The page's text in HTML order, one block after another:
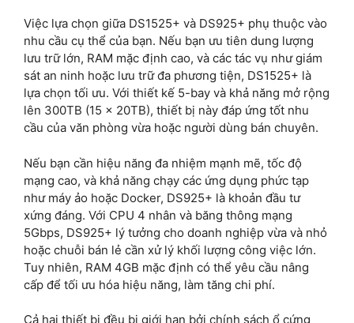
Việc lựa chọn giữa DS1525+ và DS925+ phụ thuộc vào
nhu cầu cụ thể của bạn. Nếu bạn ưu tiên dung lượng
lưu trữ lớn, RAM mặc định cao, và các tác vụ như giám
sát an ninh hoặc lưu trữ đa phương tiện, DS1525+ là
lựa chọn tối ưu. Với thiết kế 5-bay và khả năng mở rộng
lên 300TB (15 x 20TB), thiết bị này đáp ứng tốt nhu
cầu của văn phòng vừa hoặc người dùng bán chuyên.
Nếu bạn cần hiệu năng đa nhiệm mạnh mẽ, tốc độ
mạng cao, và khả năng chạy các ứng dụng phức tạp
như máy ảo hoặc Docker, DS925+ là khoản đầu tư
xứng đáng. Với CPU 4 nhân và băng thông mạng
5Gbps, DS925+ lý tưởng cho doanh nghiệp vừa và nhỏ
hoặc chuỗi bán lẻ cần xử lý khối lượng công việc lớn.
Tuy nhiên, RAM 4GB mặc định có thể yêu cầu nâng
cấp để tối ưu hóa hiệu năng, làm tăng chi phí.
Cả hai thiết bị đều bị giới hạn bởi chính sách ổ cứng